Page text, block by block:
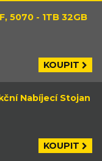
5070 - 1TB 32GB
KOUPIT
Nabíjecí Stojan
KOUPIT